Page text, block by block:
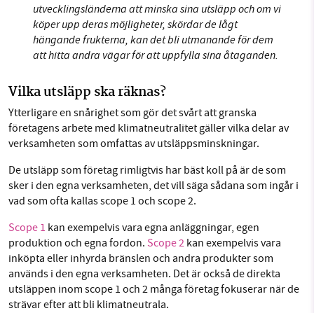
utvecklingsländerna att minska sina utsläpp och om vi
köper upp deras möjligheter, skördar de lågt
hängande frukterna, kan det bli utmanande för dem
att hitta andra vägar för att uppfylla sina åtaganden.
Vilka utsläpp ska räknas?
Ytterligare en snårighet som gör det svårt att granska
företagens arbete med klimatneutralitet gäller vilka delar av
verksamheten som omfattas av utsläppsminskningar.
De utsläpp som företag rimligtvis har bäst koll på är de som
sker i den egna verksamheten, det vill säga sådana som ingår i
vad som ofta kallas scope 1 och scope 2.
Scope 1 kan exempelvis vara egna anläggningar, egen
produktion och egna fordon. Scope 2 kan exempelvis vara
inköpta eller inhyrda bränslen och andra produkter som
används i den egna verksamheten. Det är också de direkta
utsläppen inom scope 1 och 2 många företag fokuserar när de
strävar efter att bli klimatneutrala.